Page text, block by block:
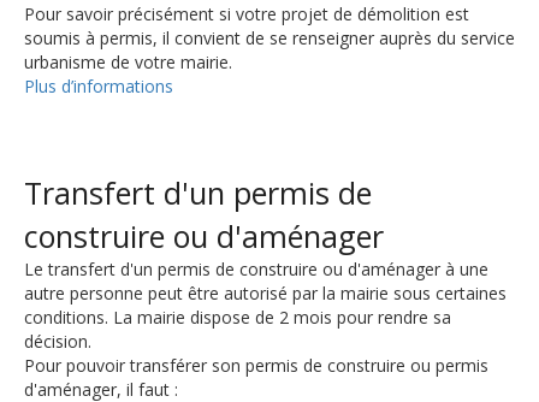
Pour savoir précisément si votre projet de démolition est
soumis à permis, il convient de se renseigner auprès du service
urbanisme de votre mairie.
Plus d’informations
Transfert d'un permis de
construire ou d'aménager
Le transfert d'un permis de construire ou d'aménager à une
autre personne peut être autorisé par la mairie sous certaines
conditions. La mairie dispose de 2 mois pour rendre sa
décision.
Pour pouvoir transférer son permis de construire ou permis
d'aménager, il faut :